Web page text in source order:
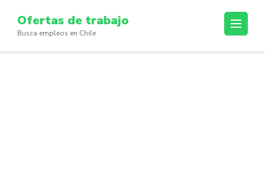
content
(Press
Ofertas de trabajo
Busca empleos en Chile